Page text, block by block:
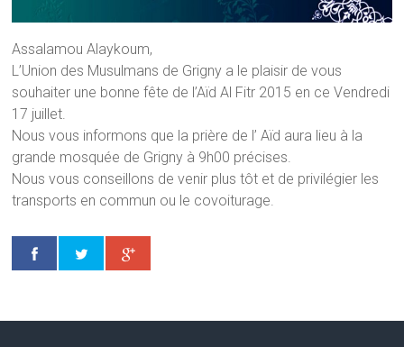
Assalamou Alaykoum,
L’Union des Musulmans de Grigny a le plaisir de vous
souhaiter une bonne fête de l’Aïd Al Fitr 2015 en ce Vendredi
17 juillet.
Nous vous informons que la prière de l’ Aïd aura lieu à la
grande mosquée de Grigny à 9h00 précises.
Nous vous conseillons de venir plus tôt et de privilégier les
transports en commun ou le covoiturage.